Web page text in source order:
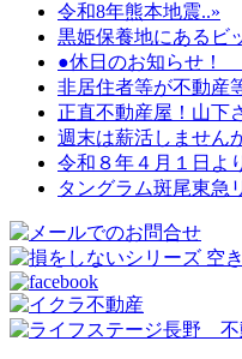
令和8年熊本地震..»
黒姫保養地にあるビ
●休日のお知らせ！
非居住者等が不動産
正直不動産屋！山下
週末は薪活しません
令和８年４月１日よ
タングラム斑尾東急